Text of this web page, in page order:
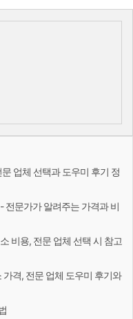
업체 선택과 도우미 후기 정
전문가가 알려주는 가격과 비
비용, 전문 업체 선택 시 참고
격, 전문 업체 도우미 후기와